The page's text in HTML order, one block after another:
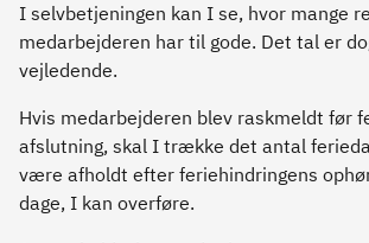
I selvbetjeningen kan I se, hvor mange
medarbejderen har til gode. Det tal er
vejledende.
Hvis medarbejderen blev raskmeldt før
afslutning, skal I trække det antal
være afholdt efter feriehindringens
dage, I kan overføre.